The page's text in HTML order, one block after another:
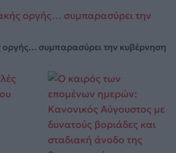
συμπαρασύρει την κυβέρνηση